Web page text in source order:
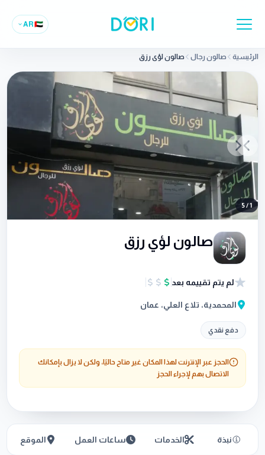
🇦🇪
AR
الرئيسية صالون رجال صالون لؤي رزق
Previous slide
Next slide
1
/
5
صالون لؤي رزق
لم يتم تقييمه بعد
المحمدية، تلاع العلي، عمان
دفع نقدي
الحجز عبر الإنترنت لهذا المكان غير متاح حاليًا، ولكن لا يزال بإمكانك
الاتصال بهم لإجراء الحجز
نبذة الخدمات ساعات العمل الموقع